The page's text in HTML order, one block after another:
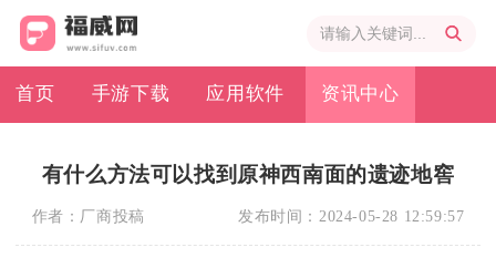
首页 手游下载 应用软件 资讯中心
有什么方法可以找到原神西南面的遗迹地窖
作者： 厂商投稿 发布时间： 2024-05-28 12:59:57